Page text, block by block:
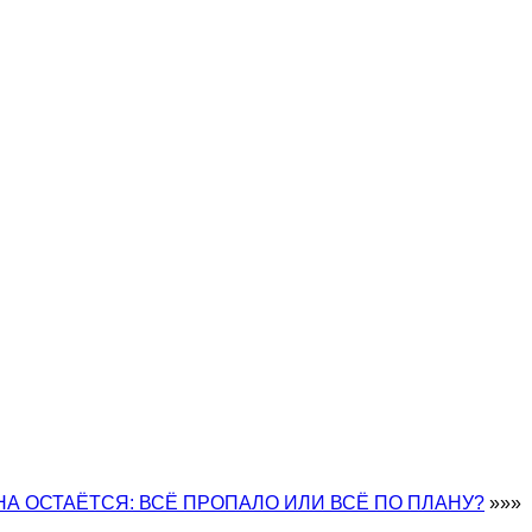
ОСТАЁТСЯ: ВСЁ ПРОПАЛО ИЛИ ВСЁ ПО ПЛАНУ? »»»